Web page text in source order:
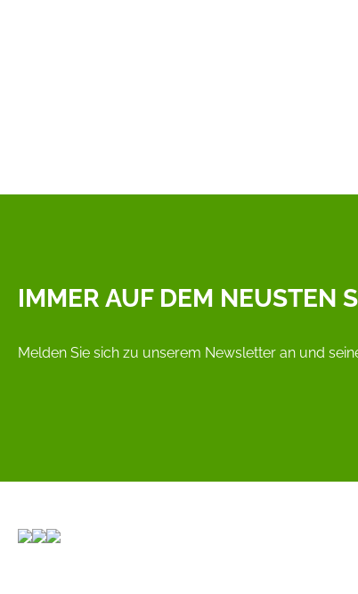
IMMER AUF DEM NEUSTEN
Melden Sie sich zu unserem Newsletter an und